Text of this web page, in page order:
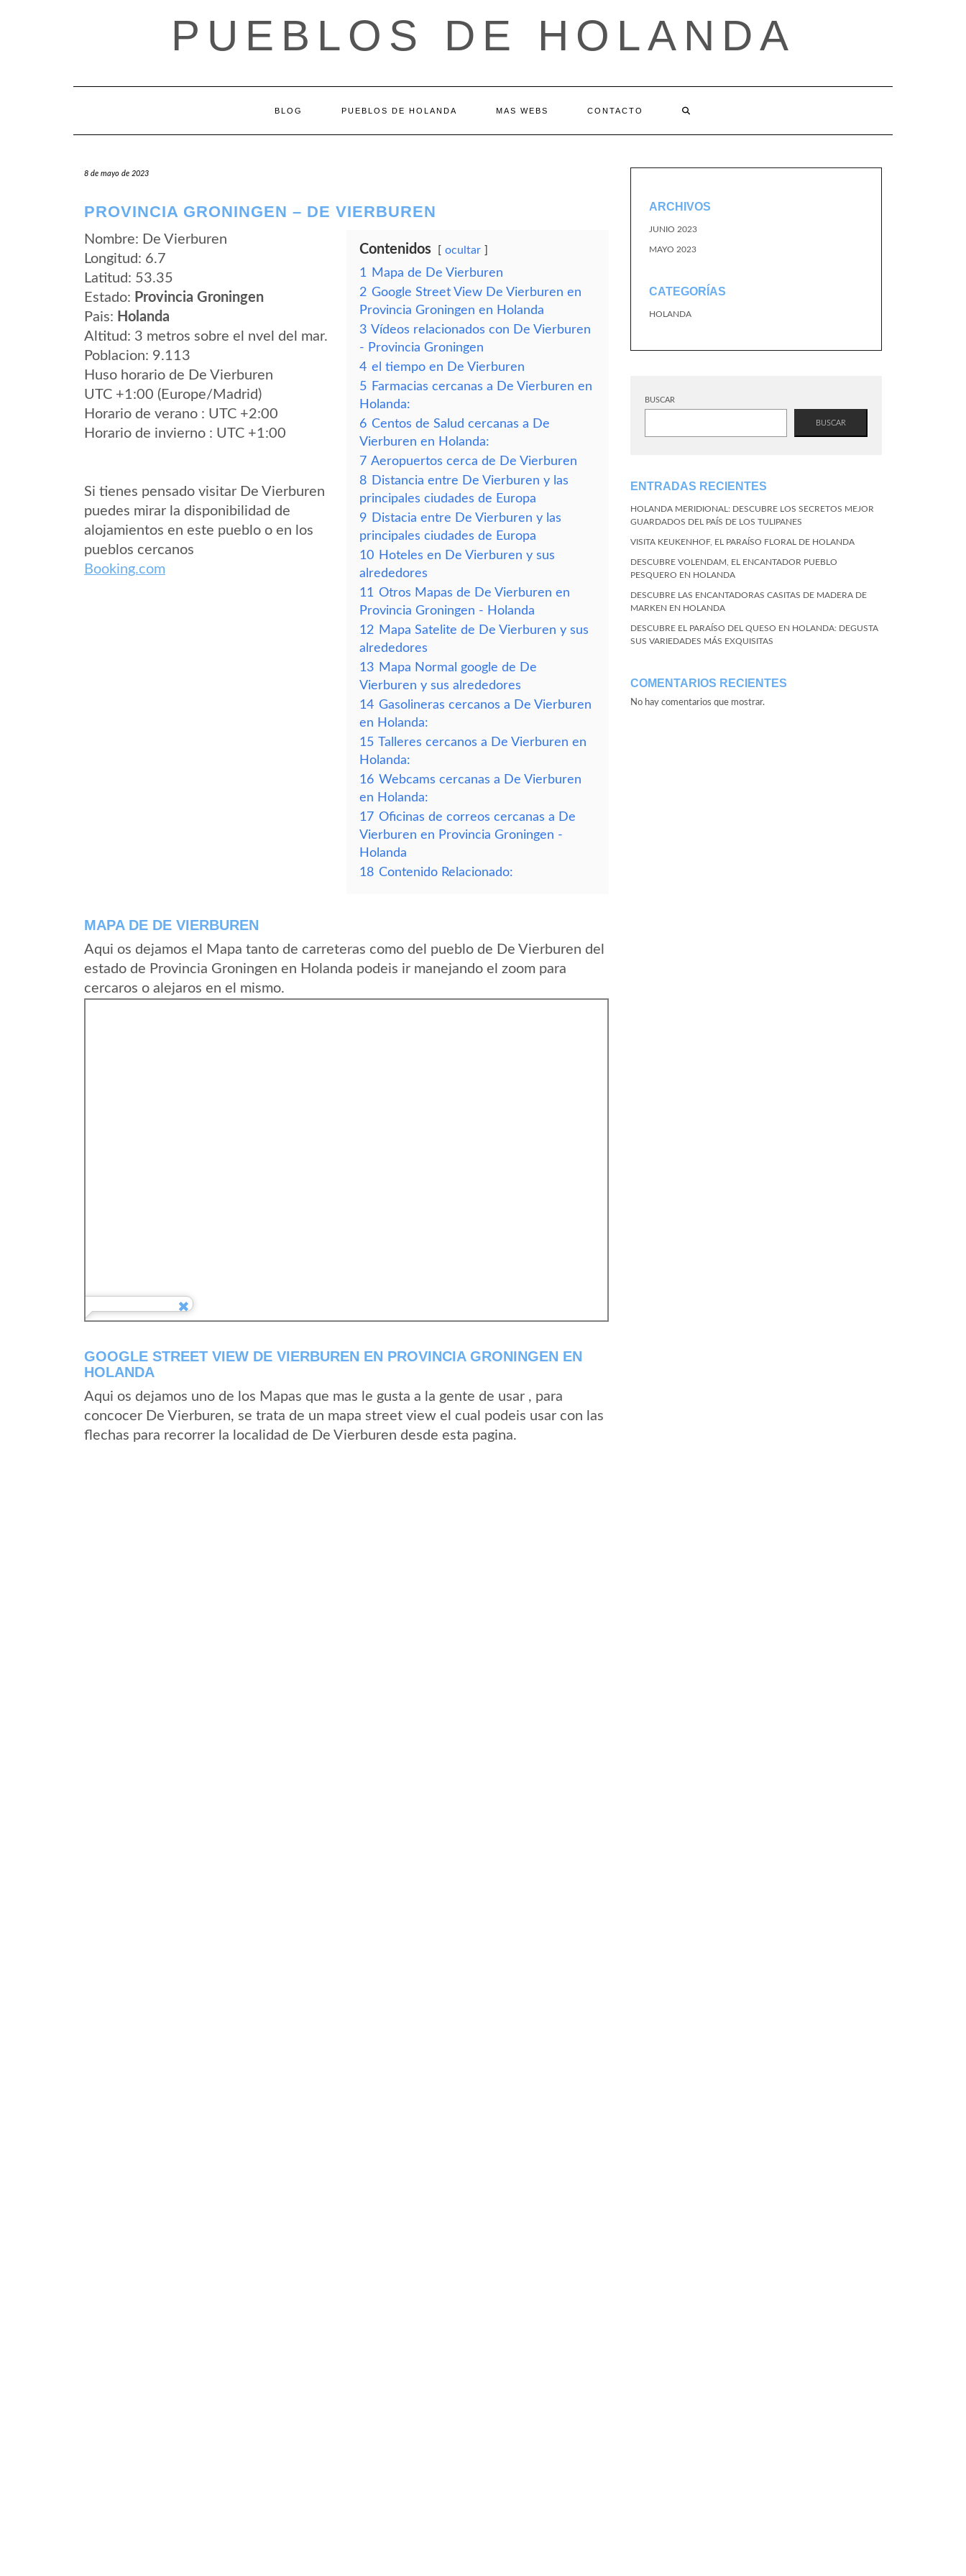
PUEBLOS DE HOLANDA
BLOG PUEBLOS DE HOLANDA MAS WEBS CONTACTO
8 de mayo de 2023
PROVINCIA GRONINGEN – DE VIERBUREN
Nombre: De Vierburen
Longitud: 6.7
Latitud: 53.35
Estado: Provincia Groningen
Pais: Holanda
Altitud: 3 metros sobre el nvel del mar.
Poblacion: 9.113
Huso horario de De Vierburen
UTC +1:00 (Europe/Madrid)
Horario de verano : UTC +2:00
Horario de invierno : UTC +1:00
Si tienes pensado visitar De Vierburen
puedes mirar la disponibilidad de
alojamientos en este pueblo o en los
pueblos cercanos
Booking.com
Contenidos ocultar
1
Mapa de De Vierburen
2 Google Street View De Vierburen en
Provincia Groningen en Holanda
3 Vídeos relacionados con De Vierburen
- Provincia Groningen
4 el tiempo en De Vierburen
5 Farmacias cercanas a De Vierburen en
Holanda:
6 Centos de Salud cercanas a De
Vierburen en Holanda:
7 Aeropuertos cerca de De Vierburen
8 Distancia entre De Vierburen y las
principales ciudades de Europa
9 Distacia entre De Vierburen y las
principales ciudades de Europa
10 Hoteles en De Vierburen y sus
alrededores
11 Otros Mapas de De Vierburen en
Provincia Groningen - Holanda
12 Mapa Satelite de De Vierburen y sus
alrededores
13 Mapa Normal google de De
Vierburen y sus alrededores
14 Gasolineras cercanos a De Vierburen
en Holanda:
15 Talleres cercanos a De Vierburen en
Holanda:
16 Webcams cercanas a De Vierburen
en Holanda:
17 Oficinas de correos cercanas a De
Vierburen en Provincia Groningen -
Holanda
18 Contenido Relacionado:
MAPA DE DE VIERBUREN
Aqui os dejamos el Mapa tanto de carreteras como del pueblo de De Vierburen del
estado de Provincia Groningen en Holanda podeis ir manejando el zoom para
cercaros o alejaros en el mismo.
GOOGLE STREET VIEW DE VIERBUREN EN PROVINCIA GRONINGEN EN
HOLANDA
Aqui os dejamos uno de los Mapas que mas le gusta a la gente de usar , para
concocer De Vierburen, se trata de un mapa street view el cual podeis usar con las
flechas para recorrer la localidad de De Vierburen desde esta pagina.
ARCHIVOS
JUNIO 2023
MAYO 2023
CATEGORÍAS
HOLANDA
BUSCAR
BUSCAR
ENTRADAS RECIENTES
HOLANDA MERIDIONAL: DESCUBRE LOS SECRETOS MEJOR
GUARDADOS DEL PAÍS DE LOS TULIPANES
VISITA KEUKENHOF, EL PARAÍSO FLORAL DE HOLANDA
DESCUBRE VOLENDAM, EL ENCANTADOR PUEBLO
PESQUERO EN HOLANDA
DESCUBRE LAS ENCANTADORAS CASITAS DE MADERA DE
MARKEN EN HOLANDA
DESCUBRE EL PARAÍSO DEL QUESO EN HOLANDA: DEGUSTA
SUS VARIEDADES MÁS EXQUISITAS
COMENTARIOS RECIENTES
No hay comentarios que mostrar.